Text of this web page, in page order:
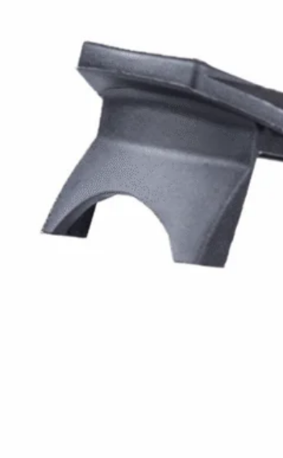
Wykorzystujemy pliki cookie do spersonalizowania
witrynie. Informacje o tym, jak korzystasz z naszej
Partnerzy mogą połączyć te informacje z innymi
Niezbędne pliki cookie mają kluczowe znaczenie dla
nich. Te pliki cookie nie przechowują żadnych
Pliki cookie dotyczące preferencji umożliwiają
preferowany język lub region, w którym znajduje się